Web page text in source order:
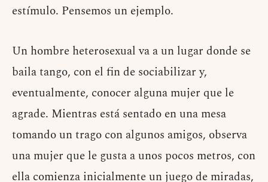
estímulo. Pensemos un ejemplo.
Un hombre heterosexual va a un lugar donde se
baila tango, con el fin de sociabilizar y,
eventualmente, conocer alguna mujer que le
agrade. Mientras está sentado en una mesa
tomando un trago con algunos amigos, observa
una mujer que le gusta a unos pocos metros, con
ella comienza inicialmente un juego de miradas,